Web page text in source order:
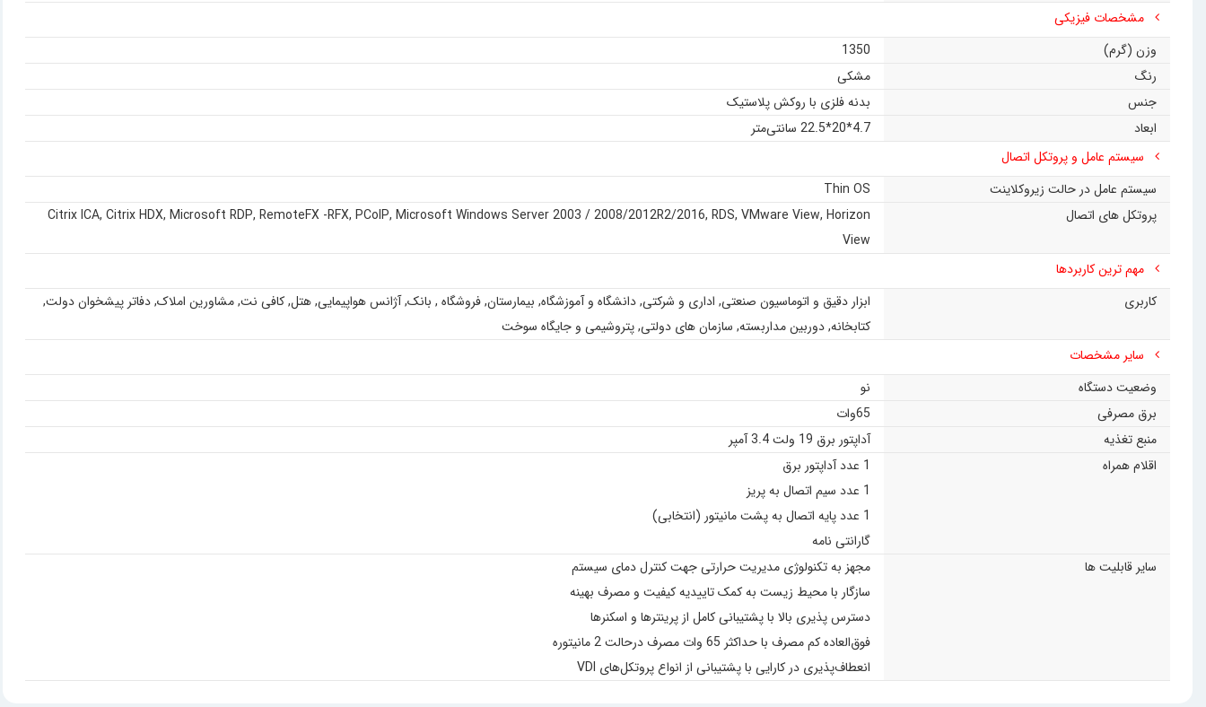
مشخصات فیزیکی
وزن (گرم)
1350
رنگ
مشکی
جنس
بدنه فلزی با روکش پلاستیک
ابعاد
4.7*20*22.5 سانتی‌متر
سیستم عامل و پروتکل اتصال
سیستم عامل در حالت زیروکلاینت
Thin OS
پروتکل های اتصال
Citrix ICA, Citrix HDX, Microsoft RDP, RemoteFX -RFX, PCoIP, Microsoft Windows Server 2003 / 2008/2012R2/2016, RDS, VMware View, Horizon
View
مهم ترین کاربردها
کاربری
ابزار دقیق و اتوماسیون صنعتی, اداری و شرکتی,دانشگاه و آموزشگاه, بیمارستان,فروشگاه , بانک,آژانس هواپیمایی,هتل,کافی نت, مشاورین املاک, دفاتر پیشخوان دولت,
کتابخانه,دوربین مداربسته, سازمان های دولتی,پتروشیمی و جایگاه سوخت
سایر مشخصات
وضعیت دستگاه
نو
برق مصرفی
65وات
منبع تغذیه
آداپتور برق 19 ولت 3.4 آمپر
اقلام همراه
1 عدد آداپتور برق
1 عدد سیم اتصال به پریز
1 عدد پایه اتصال به پشت مانیتور (انتخابی)
گارانتی نامه
سایر قابلیت ها
مجهز به تکنولوژی مدیریت حرارتی جهت کنترل دمای سیستم
سازگار با محیط زیست به کمک تاییدیه کیفیت و مصرف بهینه
دسترس پذیری بالا با پشتیبانی کامل از پرینترها و اسکنرها
فوق‌العاده کم مصرف با حداکثر 65 وات مصرف درحالت 2 مانیتوره
انعطاف‌پذیری در کارایی با پشتیبانی از انواع پروتکل‌های VDI